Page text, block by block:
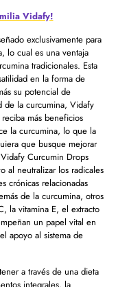
Vidafy!
exclusivamente para
lo cual es una ventaja
tradicionales. Esta
en la forma de
su potencial de
de la curcumina, Vidafy
más beneficios
la curcumina, lo que la
que busque mejorar
Curcumin Drops
al neutralizar los radicales
crónicas relacionadas
de la curcumina, otros
la vitamina E, el extracto
un papel vital en
apoyo al sistema de
a través de una dieta